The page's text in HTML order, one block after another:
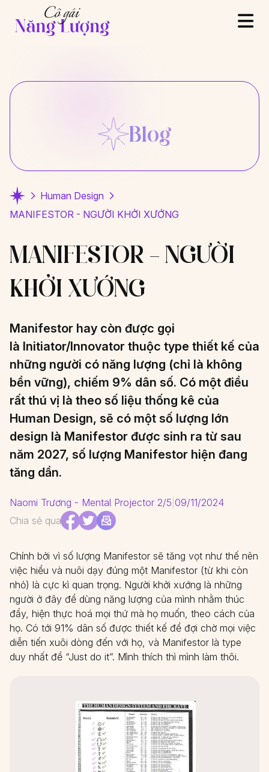
Blog
Human Design
MANIFESTOR - NGƯỜI KHỞI XƯỚNG
MANIFESTOR – NGƯỜI
KHỞI XƯỚNG
Manifestor hay còn được gọi
là Initiator/Innovator thuộc type thiết kế của
những người có năng lượng (chỉ là không
bền vững), chiếm 9% dân số. Có một điều
rất thú vị là theo số liệu thống kê của
Human Design, sẽ có một số lượng lớn
design là Manifestor được sinh ra từ sau
năm 2027, số lượng Manifestor hiện đang
tăng dần.
Naomi Trương - Mental Projector 2/5 09/11/2024
Chia sẻ qua
Chính bởi vì số lượng Manifestor sẽ tăng vọt như thế nên
việc hiểu và nuôi dạy đúng một Manifestor (từ khi còn
nhỏ) là cực kì quan trọng. Người khởi xướng là những
người ở đây để dùng năng lượng của mình nhằm thúc
đẩy, hiện thực hoá mọi thứ mà họ muốn, theo cách của
họ. Có tới 91% dân số được thiết kế để đợi chờ mọi việc
diễn tiến xuôi dòng đến với họ, và Manifestor là type
duy nhất để “Just do it”. Mình thích thì mình làm thôi.